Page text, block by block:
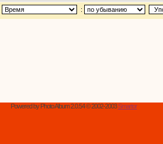
:
Powered by Photo Album 2.0.54 © 2002-2003Smartor